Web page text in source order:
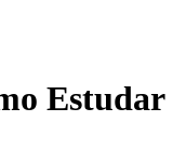
Estudar